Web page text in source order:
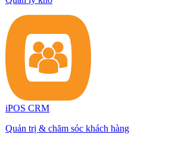
iPOS CRM
Quản trị & chăm sóc khách hàng